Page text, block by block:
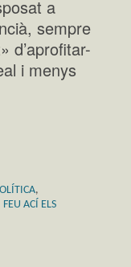
a
sempre
d’aprofitar-
i menys
,
FEU ACÍ ELS